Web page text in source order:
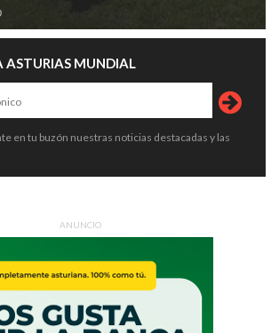
ASTURIAS MUNDIAL
en tu buzón nuestras noticias destacadas y las
ANUNCIO